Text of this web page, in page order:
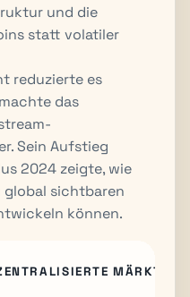
und die
statt volatiler
reduzierte es
das
Sein Aufstieg
2024 zeigte, wie
global sichtbaren
können.
MÄRKTE